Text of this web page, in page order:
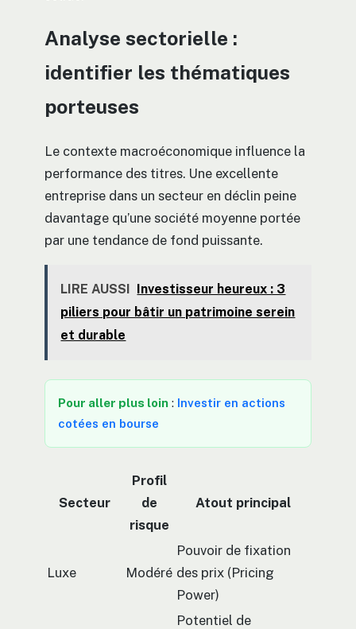
Analyse sectorielle :
identifier les thématiques
porteuses
Le contexte macroéconomique influence la
performance des titres. Une excellente
entreprise dans un secteur en déclin peine
davantage qu’une société moyenne portée
par une tendance de fond puissante.
LIRE AUSSI
Investisseur heureux : 3
piliers pour bâtir un patrimoine serein
et durable
Pour aller plus loin : Investir en actions
cotées en bourse
Secteur
Profil
de
risque
Atout principal
Luxe Modéré
Pouvoir de fixation
des prix (Pricing
Power)
Potentiel de